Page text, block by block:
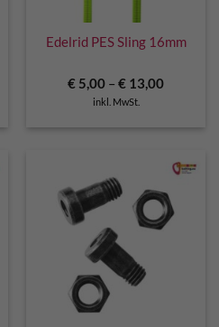
Edelrid PES Sling 16mm
€ 5,00 – € 13,00
inkl. MwSt.